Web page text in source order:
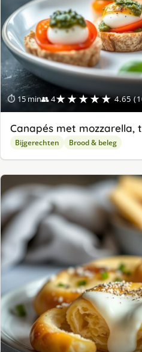
⏱ 15 min👥 4★★★★★ 4.65
Canapés met mozzarella,
Bijgerechten Brood & beleg